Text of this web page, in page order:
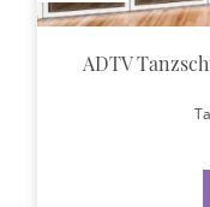
ADTV